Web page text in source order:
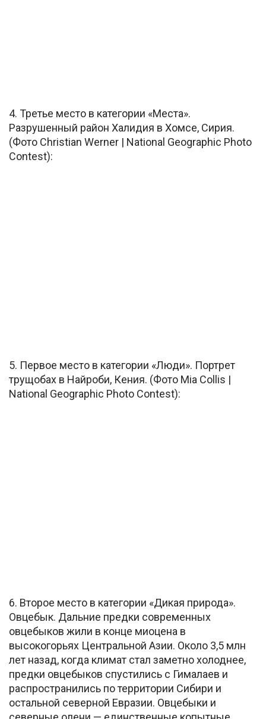
4. Третье место в категории «Места».
Разрушенный район Халидия в Хомсе, Сирия.
(Фото Christian Werner | National Geographic Photo
Contest):
5. Первое место в категории «Люди». Портрет
трущобах в Найроби, Кения. (Фото Mia Collis |
National Geographic Photo Contest):
6. Второе место в категории «Дикая природа».
Овцебык. Дальние предки современных
овцебыков жили в конце миоцена в
высокогорьях Центральной Азии. Около 3,5 млн
лет назад, когда климат стал заметно холоднее,
предки овцебыков спустились с Гималаев и
распространились по территории Сибири и
остальной северной Евразии. Овцебыки и